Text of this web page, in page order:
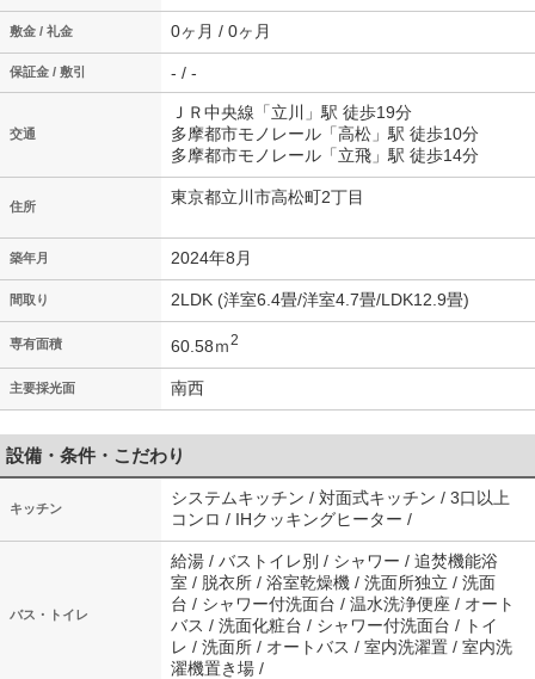
敷金 / 礼金 0ヶ月 / 0ヶ月
保証金 / 敷引 - / -
交通
ＪＲ中央線「立川」駅 徒歩19分
多摩都市モノレール「高松」駅 徒歩10分
多摩都市モノレール「立飛」駅 徒歩14分
住所 東京都立川市高松町2丁目
築年月 2024年8月
間取り 2LDK (洋室6.4畳/洋室4.7畳/LDK12.9畳)
専有面積 60.58ｍ2
主要採光面 南西
設備・条件・こだわり
キッチン
システムキッチン / 対面式キッチン / 3口以上
コンロ / IHクッキングヒーター /
バス・トイレ
給湯 / バストイレ別 / シャワー / 追焚機能浴
室 / 脱衣所 / 浴室乾燥機 / 洗面所独立 / 洗面
台 / シャワー付洗面台 / 温水洗浄便座 / オート
バス / 洗面化粧台 / シャワー付洗面台 / トイ
レ / 洗面所 / オートバス / 室内洗濯置 / 室内洗
濯機置き場 /